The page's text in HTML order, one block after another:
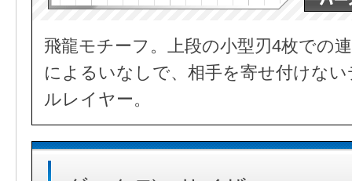
飛龍モチーフ。上段の小型刃4枚での
によるいなしで、相手を寄せ付けな
ルレイヤー。